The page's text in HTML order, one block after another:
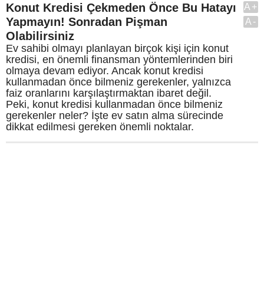
Konut Kredisi Çekmeden Önce Bu Hatayı
Yapmayın! Sonradan Pişman
Olabilirsiniz
Ev sahibi olmayı planlayan birçok kişi için konut
kredisi, en önemli finansman yöntemlerinden biri
olmaya devam ediyor. Ancak konut kredisi
kullanmadan önce bilmeniz gerekenler, yalnızca
faiz oranlarını karşılaştırmaktan ibaret değil.
Peki, konut kredisi kullanmadan önce bilmeniz
gerekenler neler? İşte ev satın alma sürecinde
dikkat edilmesi gereken önemli noktalar.
A+
A-